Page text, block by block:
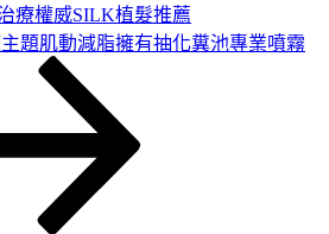
療權威SILK植髮推薦
題肌動減脂擁有抽化糞池專業噴霧